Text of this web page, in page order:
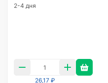
2-4 дня
26,17 ₽